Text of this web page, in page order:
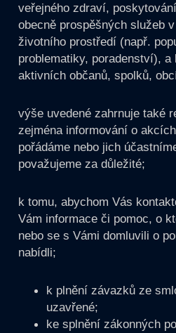
veřejného zdraví,
obecně prospěšných služeb
životního prostředí (např.
problematiky, poradenství), a
aktivních občanů, spolků,
výše uvedené zahrnuje také
zejména informování o
pořádáme nebo jich
považujeme za důležité;
k tomu, abychom Vás
Vám informace či pomoc, o
nebo se s Vámi domluvili o
nabídli;
k plnění závazků ze
uzavřené;
ke splnění zákonných